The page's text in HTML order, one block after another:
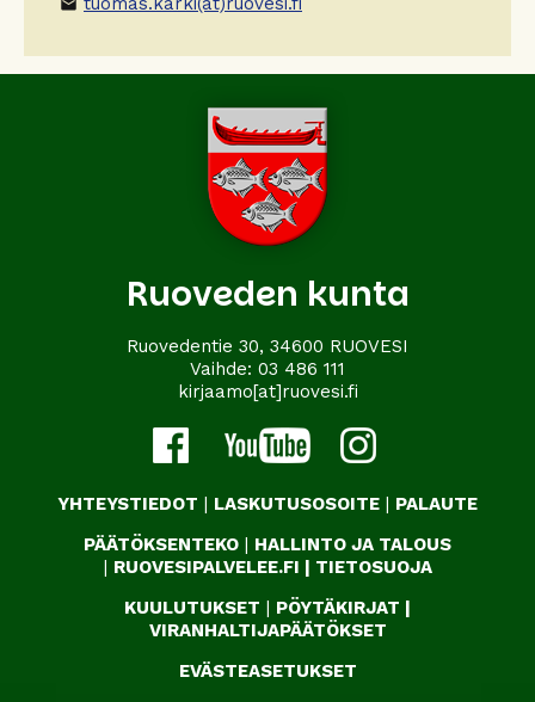
email
Ruoveden kunta
Ruovedentie 30, 34600 RUOVESI
Vaihde: 03 486 111
kirjaamo[at]ruovesi.fi
YHTEYSTIEDOT | LASKUTUSOSOITE | PALAUTE
PÄÄTÖKSENTEKO | HALLINTO JA TALOUS
| RUOVESIPALVELEE.FI | TIETOSUOJA
KUULUTUKSET | PÖYTÄKIRJAT |
VIRANHALTIJAPÄÄTÖKSET
EVÄSTEASETUKSET